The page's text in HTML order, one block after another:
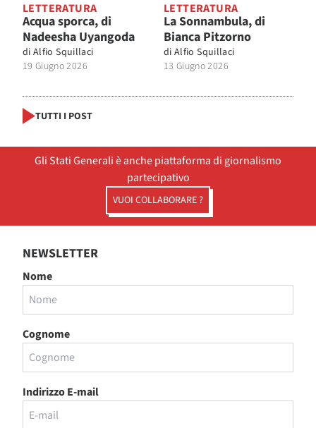
LETTERATURA
Acqua sporca, di
Nadeesha Uyangoda
di Alfio Squillaci
19 Giugno 2026
LETTERATURA
La Sonnambula, di
Bianca Pitzorno
di Alfio Squillaci
13 Giugno 2026
TUTTI I POST
Gli Stati Generali è anche piattaforma di giornalismo
partecipativo
VUOI COLLABORARE ?
NEWSLETTER
Nome
Cognome
Indirizzo E-mail